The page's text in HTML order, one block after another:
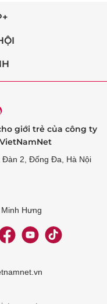
giới trẻ của công ty
Đàn 2, Đống Đa, Hà Nội
Hưng